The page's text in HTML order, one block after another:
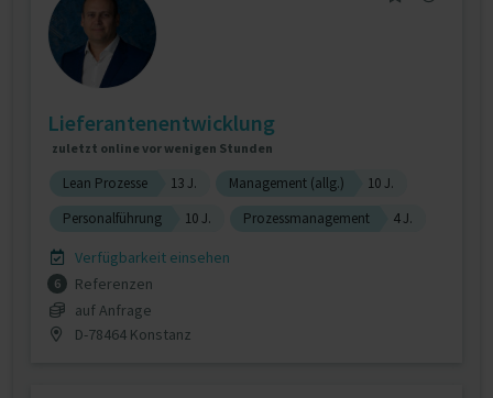
Lieferantenentwicklung
zuletzt online vor wenigen Stunden
Lean Prozesse 13 J. Management (allg.)
10 J.
Personalführung
10 J. Prozessmanagement 4 J.
Verfügbarkeit einsehen
6
Referenzen
auf Anfrage
D-78464 Konstanz